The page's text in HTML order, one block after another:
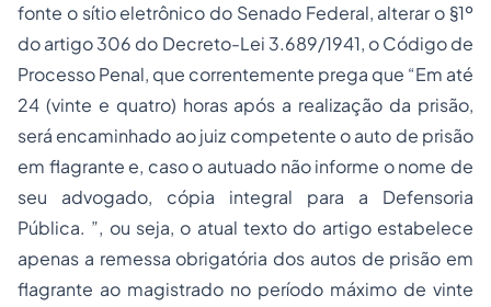
fonte o sítio eletrônico do Senado Federal, alterar o §1º
do artigo 306 do Decreto-Lei 3.689/1941, o Código de
Processo Penal, que correntemente prega que “Em até
24 (vinte e quatro) horas após a realização da prisão,
será encaminhado ao juiz competente o auto de prisão
em flagrante e, caso o autuado não informe o nome de
seu advogado, cópia integral para a Defensoria
Pública. ”, ou seja, o atual texto do artigo estabelece
apenas a remessa obrigatória dos autos de prisão em
flagrante ao magistrado no período máximo de vinte